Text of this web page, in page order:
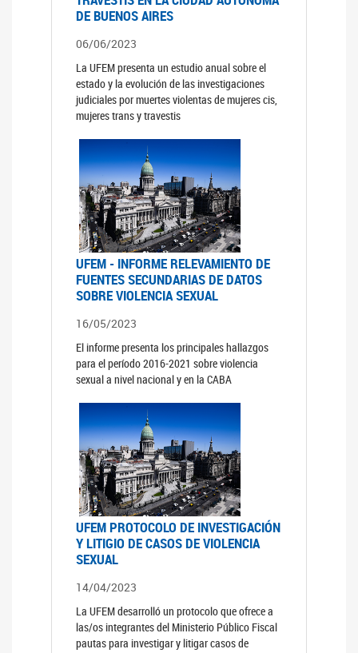
DE BUENOS AIRES
06/06/2023
La UFEM presenta un estudio anual sobre el
estado y la evolución de las investigaciones
judiciales por muertes violentas de mujeres cis,
mujeres trans y travestis
UFEM - INFORME RELEVAMIENTO DE
FUENTES SECUNDARIAS DE DATOS
SOBRE VIOLENCIA SEXUAL
16/05/2023
El informe presenta los principales hallazgos
para el período 2016-2021 sobre violencia
sexual a nivel nacional y en la CABA
UFEM PROTOCOLO DE INVESTIGACIÓN
Y LITIGIO DE CASOS DE VIOLENCIA
SEXUAL
14/04/2023
La UFEM desarrolló un protocolo que ofrece a
las/os integrantes del Ministerio Público Fiscal
pautas para investigar y litigar casos de